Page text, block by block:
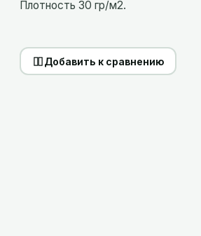
Плотность 30 гр/м2.
Добавить к сравнению